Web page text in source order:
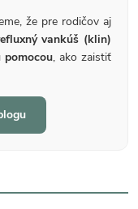
že pre rodičov aj
vankúš (klin)
pomocou, ako zaistiť